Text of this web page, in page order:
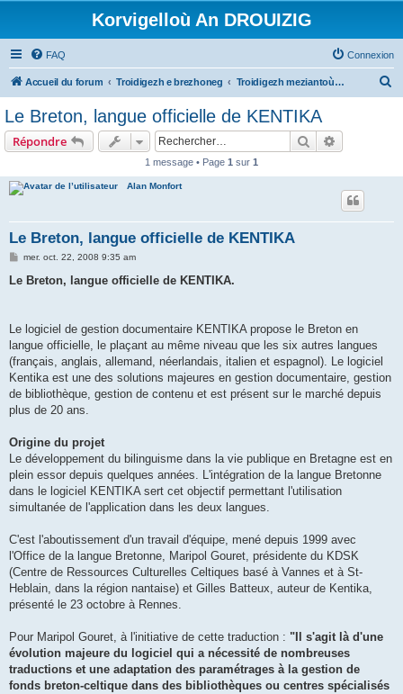
Korvigelloù An DROUIZIG
FAQ Connexion
Accueil du forum Troidigezh e brezhoneg Troidigezh meziantoù all (frank a wirioù evit an darn vrasañ anezho)
Le Breton, langue officielle de KENTIKA
Répondre Rechercher
1 message • Page 1 sur 1
Alan Monfort
Le Breton, langue officielle de KENTIKA
M
s
mer. oct. 22, 2008 9:35 am
Le Breton, langue officielle de KENTIKA.
Le logiciel de gestion documentaire KENTIKA propose le Breton en
langue officielle, le plaçant au même niveau que les six autres langues
(français, anglais, allemand, néerlandais, italien et espagnol). Le logiciel
Kentika est une des solutions majeures en gestion documentaire, gestion
de bibliothèque, gestion de contenu et est présent sur le marché depuis
plus de 20 ans.
Origine du projet
Le développement du bilinguisme dans la vie publique en Bretagne est en
plein essor depuis quelques années. L'intégration de la langue Bretonne
dans le logiciel KENTIKA sert cet objectif permettant l'utilisation
simultanée de l'application dans les deux langues.
C'est l'aboutissement d'un travail d'équipe, mené depuis 1999 avec
l'Office de la langue Bretonne, Maripol Gouret, présidente du KDSK
(Centre de Ressources Culturelles Celtiques basé à Vannes et à St-
Heblain, dans la région nantaise) et Gilles Batteux, auteur de Kentika,
présenté le 23 octobre à Rennes.
Pour Maripol Gouret, à l'initiative de cette traduction : "Il s'agit là d'une
évolution majeure du logiciel qui a nécessité de nombreuses
traductions et une adaptation des paramétrages à la gestion de
fonds breton-celtique dans des bibliothèques ou centres spécialisés